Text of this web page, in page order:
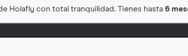
Holafly con total tranquilidad. Tienes hasta6